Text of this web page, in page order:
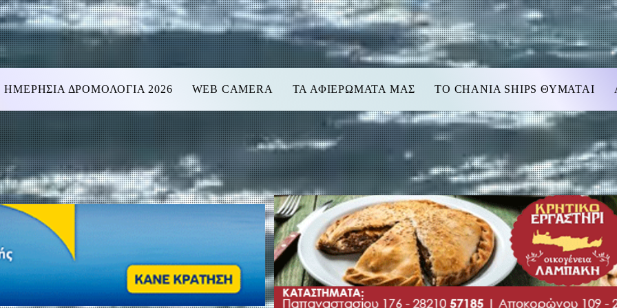
ΗΜΕΡΗΣΙΑ ΔΡΟΜΟΛΟΓΙΑ 2026 WEB CAMERA ΤΑ ΑΦΙΕΡΩΜΑΤΑ ΜΑΣ TO CHANIA SHIPS ΘΥΜΑΤΑΙ